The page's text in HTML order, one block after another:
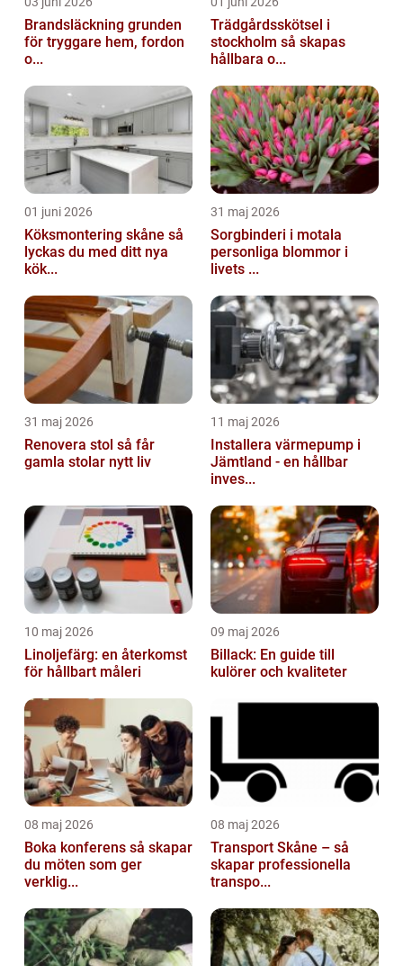
Brandsläckning grunden
för tryggare hem, fordon
o...
Trädgårdsskötsel i
stockholm så skapas
hållbara o...
01 juni 2026
Köksmontering skåne så
lyckas du med ditt nya
kök...
31 maj 2026
Sorgbinderi i motala
personliga blommor i
livets ...
31 maj 2026
Renovera stol så får
gamla stolar nytt liv
11 maj 2026
Installera värmepump i
Jämtland - en hållbar
inves...
10 maj 2026
Linoljefärg: en återkomst
för hållbart måleri
09 maj 2026
Billack: En guide till
kulörer och kvaliteter
08 maj 2026
Boka konferens så skapar
du möten som ger
verklig...
08 maj 2026
Transport Skåne – så
skapar professionella
transpo...